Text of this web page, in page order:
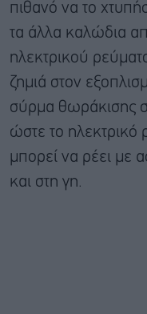
πιθανό να το
τα άλλα καλώδια
ηλεκτρικού
ζημιά στον
σύρμα θωράκισης
ώστε το
μπορεί να ρέει με
και στη γη.